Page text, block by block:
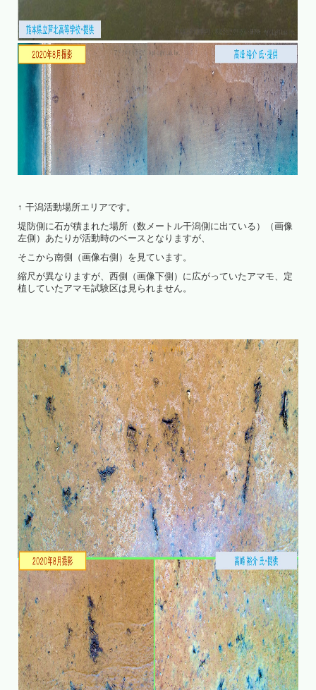
↑ 干潟活動場所エリアです。
堤防側に石が積まれた場所（数メートル干潟側に出ている）（画像
左側）あたりが活動時のベースとなりますが、
そこから南側（画像右側）を見ています。
縮尺が異なりますが、西側（画像下側）に広がっていたアマモ、定
植していたアマモ試験区は見られません。